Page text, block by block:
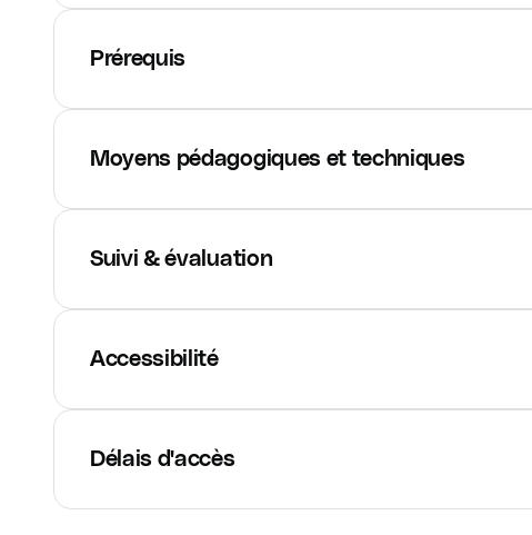
Prérequis
Moyens pédagogiques et techniques
Suivi & évaluation
Accessibilité
Délais d'accès